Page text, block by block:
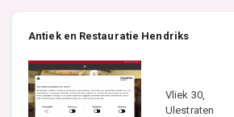
Antiek en Restauratie Hendriks
Vliek 30,
Ulestraten